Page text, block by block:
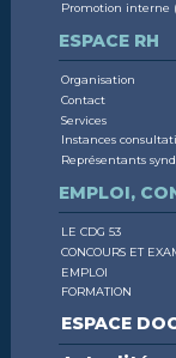
Promotion interne
ESPACE RH
Organisation
Contact
Services
Instances
Représentants
EMPLOI,
LE CDG 53
CONCOURS ET
EMPLOI
FORMATION
ESPACE